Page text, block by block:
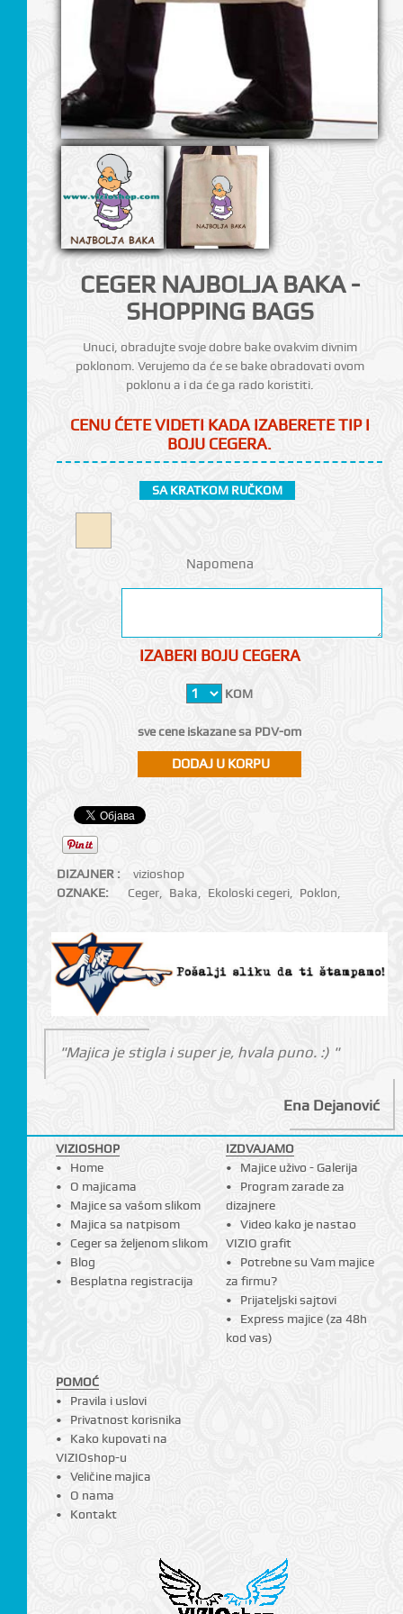
CEGER NAJBOLJA BAKA -
SHOPPING BAGS
Unuci, obradujte svoje dobre bake ovakvim divnim
poklonom. Verujemo da će se bake obradovati ovom
poklonu a i da će ga rado koristiti.
CENU ĆETE VIDETI KADA IZABERETE TIP I
BOJU CEGERA.
SA KRATKOM RUČKOM
Napomena
IZABERI BOJU CEGERA
KOM
sve cene iskazane sa PDV-om
DIZAJNER :
vizioshop
OZNAKE:
Ceger, Baka Ekoloski cegeri, Poklon
"Majica je stigla i super je, hvala puno. :) "
Ena Dejanović
VIZIOSHOP
Home
O majicama
Majice sa vašom slikom
Majica sa natpisom
Ceger sa željenom slikom
Blog
Besplatna registracija
IZDVAJAMO
Majice uživo - Galerija
Program zarade za
dizajnere
Video kako je nastao
VIZIO grafit
Potrebne su Vam majice
za firmu?
Prijateljski sajtovi
Express majice (za 48h
kod vas)
POMOĆ
Pravila i uslovi
Privatnost korisnika
Kako kupovati na
VIZIOshop-u
Veličine majica
O nama
Kontakt